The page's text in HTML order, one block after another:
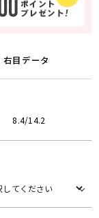
右目データ
8.4/14.2